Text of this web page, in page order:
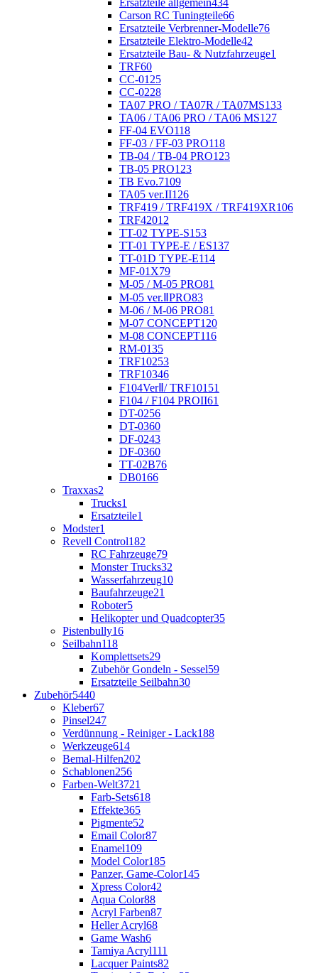
Ersatzteile allgemein434
Carson RC Tuningteile66
Ersatzteile Verbrenner-Modelle76
Ersatzteile Elektro-Modelle42
Ersatzteile Bau- & Nutzfahrzeuge1
TRF60
CC-01 25
CC-0228
TA07 PRO / TA07R / TA07MS133
TA06 / TA06 PRO / TA06 MS127
FF-04 EVO118
FF-03 / FF-03 PRO118
TB-04 / TB-04 PRO123
TB-05 PRO123
TB Evo.7109
TA05 ver.II126
TRF419 / TRF419X / TRF419XR106
TRF42012
TT-02 TYPE-S153
TT-01 TYPE-E / ES137
TT-01D TYPE-E114
MF-01X79
M-05 / M-05 PRO81
M-05 ver.ⅡPRO83
M-06 / M-06 PRO81
M-07 CONCEPT120
M-08 CONCEPT116
RM-0135
TRF10253
TRF10346
F104VerⅡ/ TRF101 51
F104 / F104 PROII61
DT-0256
DT-0360
DF-0243
DF-0360
TT-02B76
DB0166
Traxxas2
Trucks1
Ersatzteile1
Modster1
Revell Control182
RC Fahrzeuge79
Monster Trucks32
Wasserfahrzeug10
Baufahrzeuge21
Roboter5
Helikopter und Quadcopter35
Pistenbully16
Seilbahn118
Komplettsets29
Zubehör Gondeln - Sessel59
Ersatzteile Seilbahn30
Zubehör5440
Kleber67
Pinsel247
Verdünnung - Reiniger - Lack188
Werkzeuge614
Bemal-Hilfen202
Schablonen256
Farben-Welt3721
Farb-Sets618
Effekte365
Pigmente52
Email Color87
Enamel109
Model Color185
Panzer, Game-Color145
Xpress Color42
Aqua Color88
Acryl Farben87
Heller Acryl68
Game Wash6
Tamiya Acryl111
Lacquer Paints82